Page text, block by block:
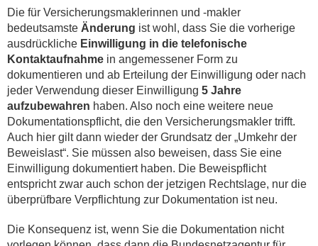
Die für Versicherungsmaklerinnen und -makler
bedeutsamste Änderung ist wohl, dass Sie die vorherige
ausdrückliche Einwilligung in die telefonische
Kontaktaufnahme in angemessener Form zu
dokumentieren und ab Erteilung der Einwilligung oder nach
jeder Verwendung dieser Einwilligung 5 Jahre
aufzubewahren haben. Also noch eine weitere neue
Dokumentationspflicht, die den Versicherungsmakler trifft.
Auch hier gilt dann wieder der Grundsatz der „Umkehr der
Beweislast“. Sie müssen also beweisen, dass Sie eine
Einwilligung dokumentiert haben. Die Beweispflicht
entspricht zwar auch schon der jetzigen Rechtslage, nur die
überprüfbare Verpflichtung zur Dokumentation ist neu.
Die Konsequenz ist, wenn Sie die Dokumentation nicht